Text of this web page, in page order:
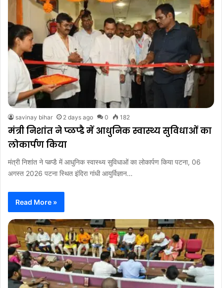
savinay bihar 2 days ago 0 182
मंत्री निशांत ने प्ळप्डै में आधुनिक स्वास्थ्य सुविधाओं का
लोकार्पण किया
मंत्री निशांत ने प्ळप्डै में आधुनिक स्वास्थ्य सुविधाओं का लोकार्पण किया पटना, 06
अगस्त 2026 पटना स्थित इंदिरा गांधी आयुर्विज्ञान…
Read More »